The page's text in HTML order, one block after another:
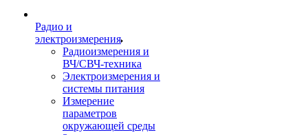
Радио и
электроизмерения
Радиоизмерения и
ВЧ/СВЧ-техника
Электроизмерения и
системы питания
Измерение
параметров
окружающей среды